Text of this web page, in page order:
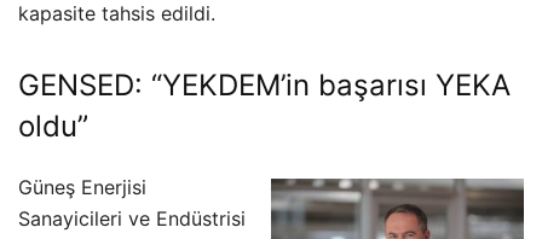
kapasite tahsis edildi.
GENSED: “YEKDEM’in başarısı YEKA
oldu”
Güneş Enerjisi
Sanayicileri ve Endüstrisi